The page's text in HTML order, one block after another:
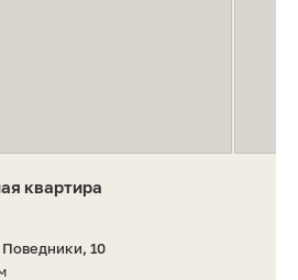
квартира
10